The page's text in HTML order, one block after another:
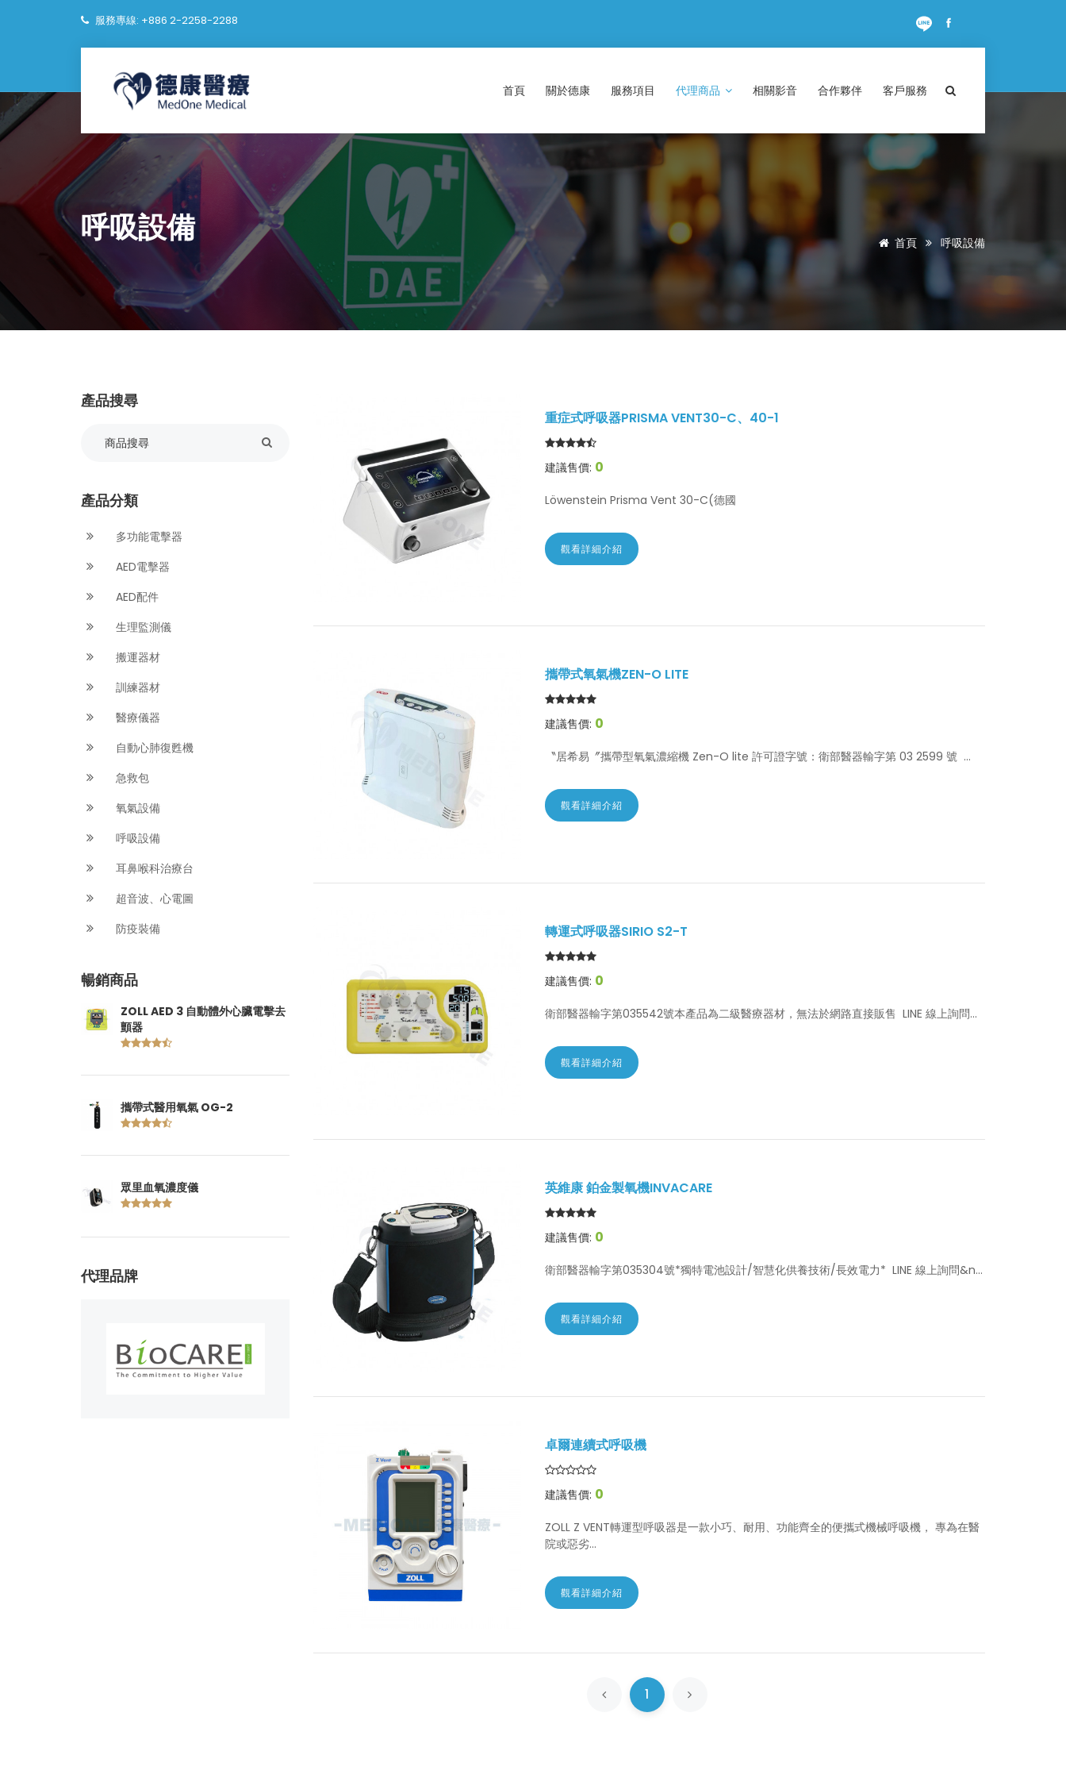
服務專線: +886 2-2258-2288
首頁 關於德康 服務項目 代理商品 相關影音 合作夥伴 客戶服務
呼吸設備 首頁 呼吸設備
產品搜尋
產品分類
多功能電擊器
AED電擊器
AED配件
生理監測儀
搬運器材
訓練器材
醫療儀器
自動心肺復甦機
急救包
氧氣設備
呼吸設備
耳鼻喉科治療台
超音波、心電圖
防疫裝備
暢銷商品
ZOLL AED 3 自動體外心臟電擊去
顫器
攜帶式醫用氧氣 OG-2
眾里血氧濃度儀
代理品牌
重症式呼吸器PRISMA VENT30-C、40-1
建議售價: 0
Löwenstein Prisma Vent 30-C(德國
觀看詳細介紹
攜帶式氧氣機ZEN-O LITE
建議售價: 0
〝居希易〞攜帶型氧氣濃縮機 Zen-O lite 許可證字號：衛部醫器輸字第 03 2599 號 ...
觀看詳細介紹
轉運式呼吸器SIRIO S2-T
建議售價: 0
衛部醫器輸字第035542號本產品為二級醫療器材，無法於網路直接販售 LINE 線上詢問...
觀看詳細介紹
英維康 鉑金製氧機INVACARE
建議售價: 0
衛部醫器輸字第035304號*獨特電池設計/智慧化供養技術/長效電力* LINE 線上詢問&n...
觀看詳細介紹
卓爾連續式呼吸機
建議售價: 0
ZOLL Z VENT轉運型呼吸器是一款小巧、耐用、功能齊全的便攜式機械呼吸機， 專為在醫
院或惡劣...
觀看詳細介紹
1